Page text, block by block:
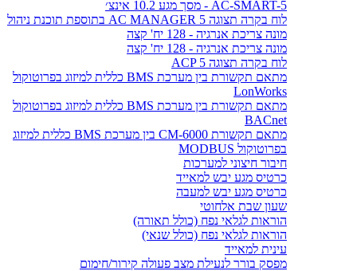
AC-SMART-5 - מסך מגע 10.2 אינצ׳
לוח בקרה תצוגה AC MANAGER 5 בתוספת תוכנת ניהול
מונה צריכת אנרגיה - 128 יח' קצה
מונה צריכת אנרגיה - 128 יח' קצה
לוח בקרה תצוגה ACP 5
מתאם תקשורת בין מערכת BMS כללית למיזוג בפרוטוקול
LonWorks
מתאם תקשורת בין מערכת BMS כללית למיזוג בפרוטוקול
BACnet
מתאם תקשורת CM-6000 בין מערכת BMS כללית למיזוג
בפרוטוקול MODBUS
חיבור חיצוני למערכות
כרטיס מגע יבש למאייד
כרטיס מגע יבש למעבה
שעון שבת אלחוטי
הוראות לגלאי נפח (כולל תאורה)
הוראות לגלאי נפח (כולל שנאי)
עינית למאייד
מפסק בורר לנעילת מצב פעולה קירור/חימום